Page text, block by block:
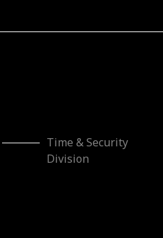
Time & Security
Division